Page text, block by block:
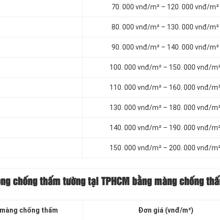
70. 000 vnđ/m² – 120. 000 vnđ/m²
80. 000 vnđ/m² – 130. 000 vnđ/m²
90. 000 vnđ/m² – 140. 000 vnđ/m²
100. 000 vnđ/m² – 150. 000 vnđ/
110. 000 vnđ/m² – 160. 000 vnđ/
130. 000 vnđ/m² – 180. 000 vnđ/
140. 000 vnđ/m² – 190. 000 vnđ/
150. 000 vnđ/m² – 200. 000 vnđ/
chống thấm tường tại TPHCM bằng màng chống
chống thấm Đơn giá (vnđ/m²)